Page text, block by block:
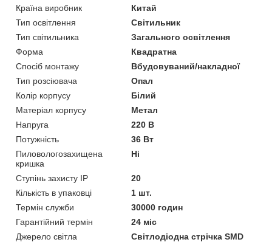
Країна виробник
Китай
Тип освітлення
Світильник
Тип світильника
Загального освітлення
Форма
Квадратна
Спосіб монтажу
Вбудовуваний/накладної
Тип розсіювача
Опал
Колір корпусу
Білий
Матеріал корпусу
Метал
Напруга
220 В
Потужність
36 Вт
Пиловологозахищена
кришка
Ні
Ступінь захисту IP
20
Кількість в упаковці
1 шт.
Термін служби
30000 годин
Гарантійний термін
24 міс
Джерело світла
Світлодіодна стрічка SMD